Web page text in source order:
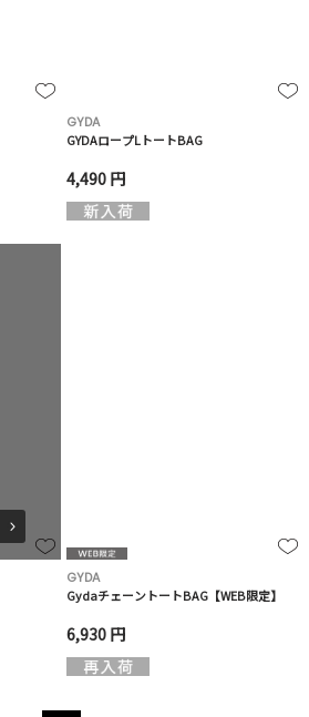
GYDA
GYDAロープLトートBAG
4,490 円
GYDA
GydaチェーントートBAG【WEB限定】
6,930 円